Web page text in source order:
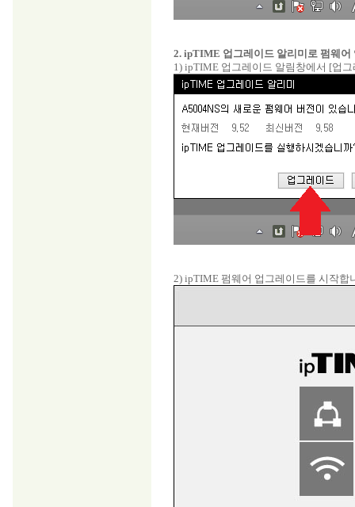
2. ipTIME 업그레이드 알리미로 펌웨어
1) ipTIME 업그레이드 알림창에서 [업
2) ipTIME 펌웨어 업그레이드를 시작합